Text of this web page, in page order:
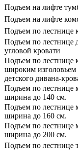
Подъем на лифте
Подъем на лифте
Подъем по лестнице
Подъем по лестнице
угловой кровати
Подъем по лестнице
широким изголовьем
детского дивана-
Подъем по лестнице
ширина до 140 см.
Подъем по лестнице
ширина до 160 см.
Подъем по лестнице
ширина до 200 см.
Подъем по лестнице